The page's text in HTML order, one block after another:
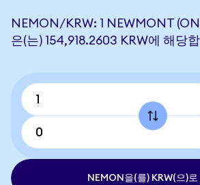
NEMON/KRW: 1 NEWMONT
은(는) 154,918.2603 KRW에 해당
NEMON을(를) KRW(으)로